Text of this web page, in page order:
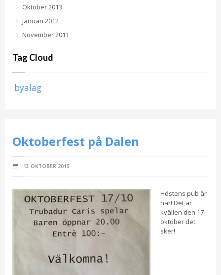
Oktober 2013
Januari 2012
November 2011
Tag Cloud
byalag
Oktoberfest på Dalen
13 OKTOBER 2015
Höstens pub är
här! Det är
kvällen den 17
oktober det
sker!